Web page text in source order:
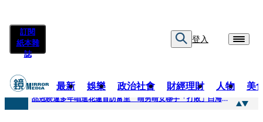
訂閱
紙本雜
誌
登入
最新 娛樂 政治社會 財經理財 人物 美
快訊
品冠睽違多年唱進花蓮首訪富里 晴男晴女聯手「打敗」白海豚颱風